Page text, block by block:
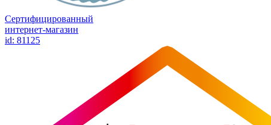
Сертифицированный
интернет-магазин
id: 81125